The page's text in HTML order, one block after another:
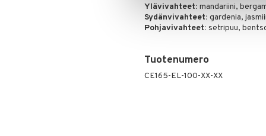
Ylävivahteet: mandariini,
Sydänvivahteet: gardenia,
Pohjavivahteet: setripuu,
Tuotenumero
CE165-EL-100-XX-XX